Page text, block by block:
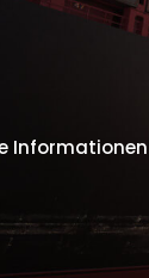
Informationen